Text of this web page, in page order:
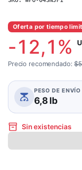
Oferta por tiempo
-12,1 %
Precio recomendado:
PESO DE ENVÍO
6,8 lb
Sin existencias